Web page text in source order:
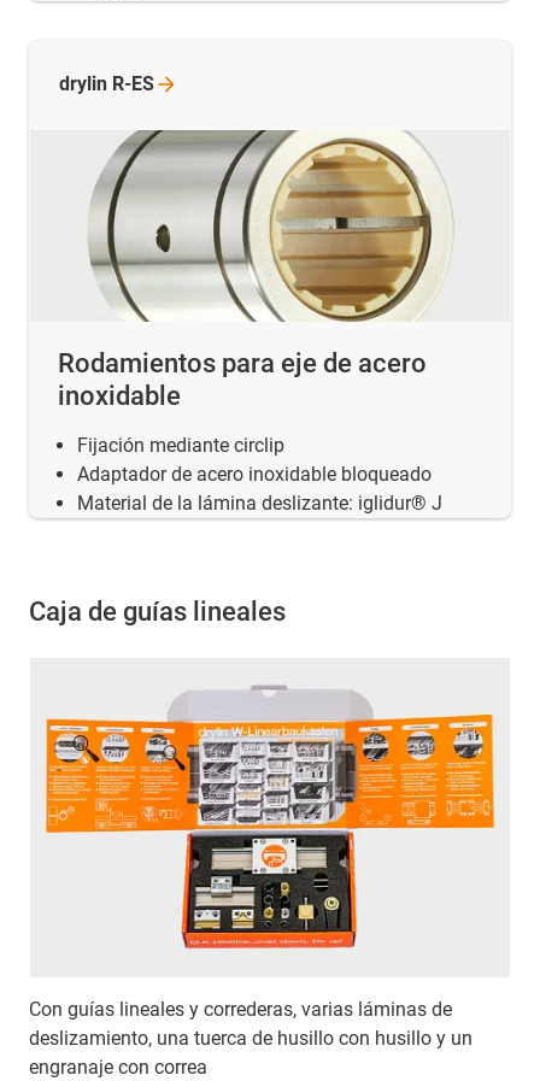
Rodamientos para eje de acero
inoxidable
Fijación mediante circlip
Adaptador de acero inoxidable bloqueado
Material de la lámina deslizante: iglidur® J
drylin R-ES
Caja de guías lineales
Con guías lineales y correderas, varias láminas de
deslizamiento, una tuerca de husillo con husillo y un
engranaje con correa